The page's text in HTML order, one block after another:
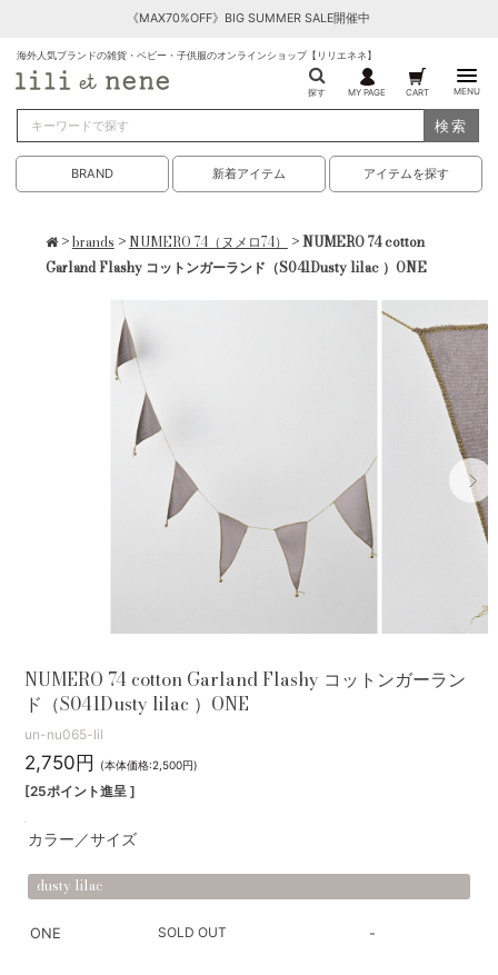
《MAX70%OFF》BIG SUMMER SALE開催中
海外人気ブランドの雑貨・ベビー・子供服のオンラインショップ【リリエネネ】
探す MY PAGE CART MENU
検索
BRAND 新着アイテム アイテムを探す
>brands > NUMERO 74（ヌメロ74） > NUMERO 74 cotton
Garland Flashy コットンガーランド（S041Dusty lilac ）ONE
NUMERO 74 cotton Garland Flashy コットンガーラン
ド（S041Dusty lilac ）ONE
un-nu065-lil
2,750円 (本体価格:2,500円)
[25ポイント進呈 ]
カラー／サイズ
dusty lilac
ONE SOLD OUT -